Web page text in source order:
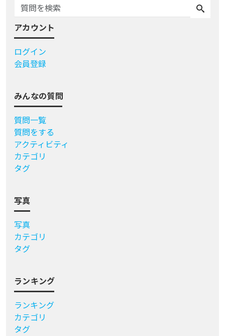
アカウント
ログイン
会員登録
みんなの質問
質問一覧
質問をする
アクティビティ
カテゴリ
タグ
写真
写真
カテゴリ
タグ
ランキング
ランキング
カテゴリ
タグ